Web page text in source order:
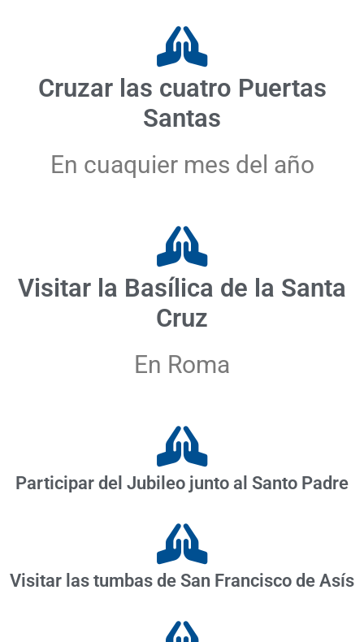
Cruzar las cuatro Puertas
Santas
En cuaquier mes del año
Visitar la Basílica de la Santa
Cruz
En Roma
Participar del Jubileo junto al Santo Padre
Visitar las tumbas de San Francisco de Asís